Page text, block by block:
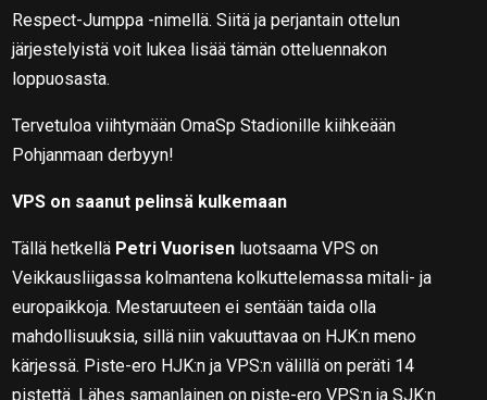
Respect-Jumppa -nimellä. Siitä ja perjantain ottelun
järjestelyistä voit lukea lisää tämän otteluennakon
loppuosasta.
Tervetuloa viihtymään OmaSp Stadionille kiihkeään
Pohjanmaan derbyyn!
VPS on saanut pelinsä kulkemaan
Tällä hetkellä Petri Vuorisen luotsaama VPS on
Veikkausliigassa kolmantena kolkuttelemassa mitali- ja
europaikkoja. Mestaruuteen ei sentään taida olla
mahdollisuuksia, sillä niin vakuuttavaa on HJK:n meno
kärjessä. Piste-ero HJK:n ja VPS:n välillä on peräti 14
pistettä. Lähes samanlainen on piste-ero VPS:n ja SJK:n